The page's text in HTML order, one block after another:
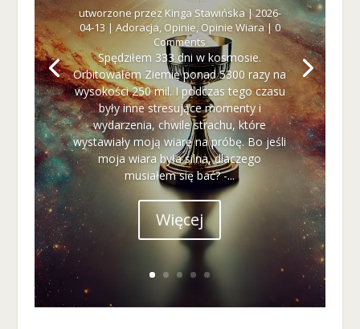
utworzone przez Kinga Stawińska| 2026-
04-13 | Adoracja, Opinie, Opinie Wiara| 0
Comments
Spędziłem 333 dni w kosmosie.
Orbitowałem Ziemię ponad 5300 razy na
wysokości 250 mil. I podczas tego czasu
były inne stresujące momenty i
wydarzenia, chwile strachu, które
wystawiały moją wiarę na próbę. Bo jeśli
moja wiara była silna, dlaczego
musiałem się bać? -...
Więcej
er
s
o
n
al
iz
o
w
a
n
yc
h
tr
e
śc
i i
of
er